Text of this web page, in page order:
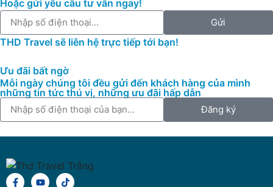
Hoặc gửi yêu cầu tư vấn ngay!
Gửi
THD Travel sẽ liên hệ trực tiếp tới bạn!
Ưu đãi bất ngờ
Mỗi ngày chúng tôi đều gửi đến khách hàng của mình
những tin tức thú vị, những ưu đãi hấp dẫn
Đăng ký